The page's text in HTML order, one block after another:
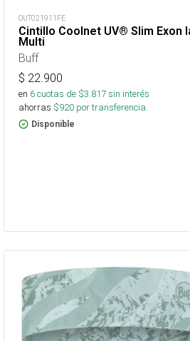
OUT021911FE
Cintillo Coolnet UV® Slim Exon
Multi
Buff
$ 22.900
en 6cuotas de $3.817sin interés
ahorras $920 por transferencia.
Disponible